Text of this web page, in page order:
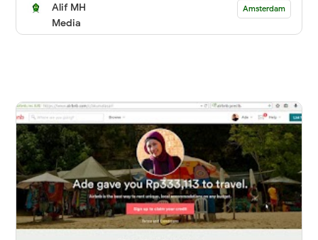
Alif MH
Media
Amsterdam